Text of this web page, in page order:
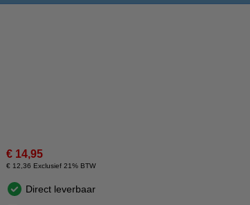
€ 14,95
€ 12,36 Exclusief 21% BTW
Direct leverbaar